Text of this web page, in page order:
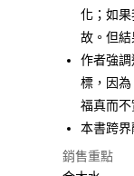
化；如
故。但
作者強
標，因
福真而不
本書跨
銷售重點